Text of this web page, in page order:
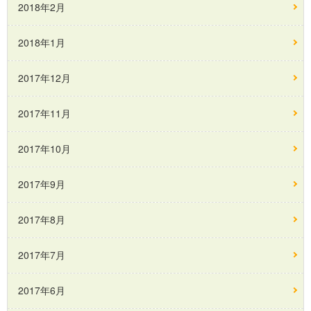
2018年2月
2018年1月
2017年12月
2017年11月
2017年10月
2017年9月
2017年8月
2017年7月
2017年6月